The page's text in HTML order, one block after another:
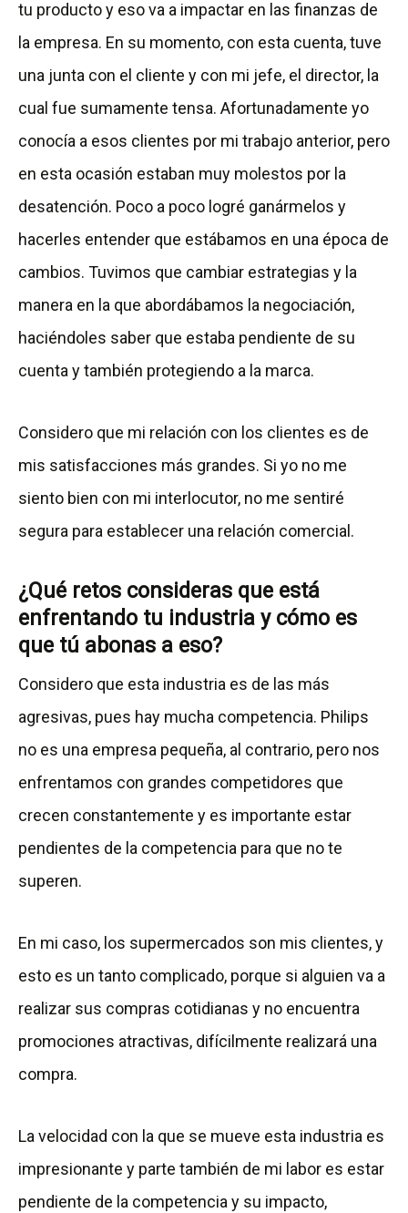
tu producto y eso va a impactar en las finanzas de
la empresa. En su momento, con esta cuenta, tuve
una junta con el cliente y con mi jefe, el director, la
cual fue sumamente tensa. Afortunadamente yo
conocía a esos clientes por mi trabajo anterior, pero
en esta ocasión estaban muy molestos por la
desatención. Poco a poco logré ganármelos y
hacerles entender que estábamos en una época de
cambios. Tuvimos que cambiar estrategias y la
manera en la que abordábamos la negociación,
haciéndoles saber que estaba pendiente de su
cuenta y también protegiendo a la marca.
Considero que mi relación con los clientes es de
mis satisfacciones más grandes. Si yo no me
siento bien con mi interlocutor, no me sentiré
segura para establecer una relación comercial.
¿Qué retos consideras que está
enfrentando tu industria y cómo es
que tú abonas a eso?
Considero que esta industria es de las más
agresivas, pues hay mucha competencia. Philips
no es una empresa pequeña, al contrario, pero nos
enfrentamos con grandes competidores que
crecen constantemente y es importante estar
pendientes de la competencia para que no te
superen.
En mi caso, los supermercados son mis clientes, y
esto es un tanto complicado, porque si alguien va a
realizar sus compras cotidianas y no encuentra
promociones atractivas, difícilmente realizará una
compra.
La velocidad con la que se mueve esta industria es
impresionante y parte también de mi labor es estar
pendiente de la competencia y su impacto,